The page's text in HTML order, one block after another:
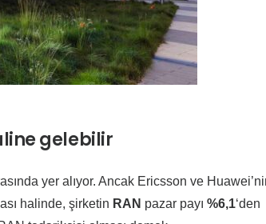
gelebilir
yer alıyor. Ancak Ericsson ve
halinde, şirketin RAN pazar payı %6,1‘den